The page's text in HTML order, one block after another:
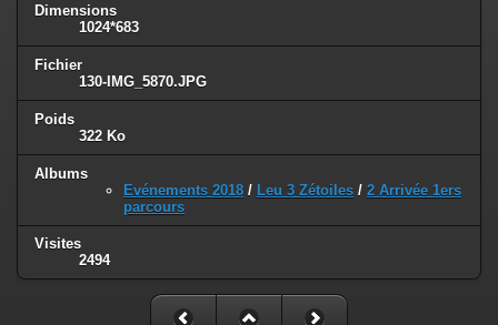
Dimensions
1024*683
Fichier
130-IMG_5870.JPG
Poids
322 Ko
Albums
Evénements 2018 / Leu 3 Zétoiles / 2 Arrivée 1ers
parcours
Visites
2494